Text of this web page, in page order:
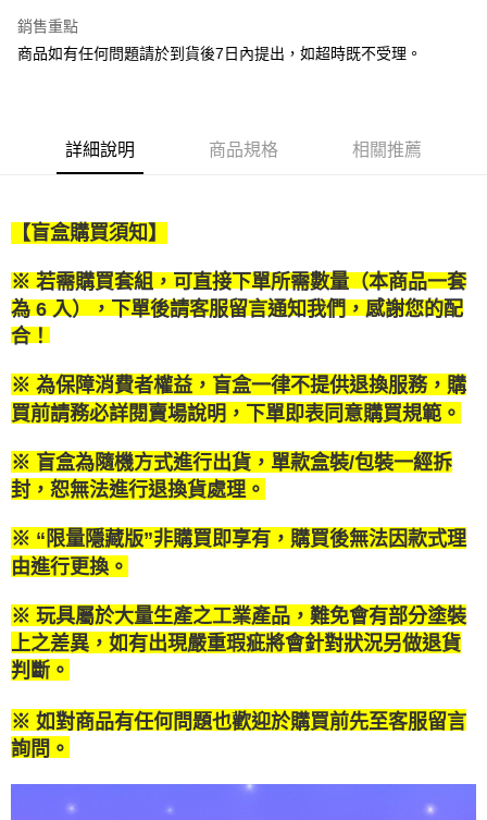
街口支付
全盈+PAY
相關說明
1.本服務由台灣大哥大提供，台灣大哥大用戶可立即使用無須另外申請。
2.付款方式選擇「大哥付你分期」，訂單成立後會自動跳轉到大哥付的交易
流程，驗證手機門號後，選擇欲分期的期數、繳款截止日，確認付款後即完
成交易。
4.訂單成立30分鐘內，如未前往確認交易或遇審核未通過，訂單將自動取
消。如遇「轉專審核」未通過狀況，表示未達大哥付你分期系統評分，恕無
法說明評估內容。
1.分期款項不併入電信帳單，「大哥付你分期」於每月結算日後寄送繳費提
醒簡訊。
2.透過簡訊連結打開帳單後，可選擇「超商條碼／台灣大直營門市／銀行轉
【注意事項】
1.本服務係由「台灣大哥大股份有限公司」（以下簡稱本公司）所提供，讓
買賣價金債權讓與本公司後，依約使用本公司帳單繳交帳款。
2.基於同意付款使用「大哥付你分期」之契約關係目的，商店將以您的個人
資料（包含姓名、電話或地址）提供予台灣大哥大進項蒐集、處理及利用，
由本公司與您本人進行分期帳單所需資料之確認、核對及更正。
AFTEE先享後付
相關說明
【關於「AFTEE先享後付」】
AFTEE先享後付是「在收到商品之後才付款」的支付方式。 讓您購物簡單
１．簡單：不需註冊會員、不需綁卡、不需儲值。
２．便利：只要手機號碼，簡訊認證，即可結帳。
３．安心：先確認商品／服務後，再付款。
【「AFTEE先享後付」結帳流程】
１．於結帳方式選擇「AFTEE先享後付」後，將跳轉至「AFTEE先享後付」
結帳頁面，進行簡訊認證並確認金額後，即可完成結帳。
２．訂單成立數日內，您將收到繳費通知簡訊。
３．收到繳費通知簡訊後14天內，點擊此簡訊中的連結，可透過四大超商／
ATM／網路銀行／等多元方式進行付款，方視為交易完成。
購買商品的店家。未經商家同意取消之訂單仍視為有效，需透過AFTEE先享
後付繳納相關費用。
※ 交易是否成功請以「AFTEE先享後付 」之結帳頁面顯示為準，若有關於
是否繳費成功／繳費後需取消欲退款等相關疑問，請聯繫「AFTEE先享後付
客戶支援中心」
【注意事項】
１．透過由恩沛科技股份有限公司提供之「AFTEE先享後付」服務完成之交
易，需依本服務之必要範圍內提供個人資料，並將交易相關給付款項請求債
ATM付款
運送方式
每筆NT$100，滿NT$1,200(含以上)免運費
付款後萊爾富取貨
每筆NT$100，滿NT$1,200(含以上)免運費
付款後7-11取貨
每筆NT$100，滿NT$1,200(含以上)免運費
宅配
每筆NT$120，滿NT$1,200(含以上)免運費
宅配-離島
每筆NT$300
銷售重點
商品如有任何問題請於到貨後7日內提出，如超時既不受理。
詳細說明 商品規格 相關推薦
【盲盒購買須知】
※ 若需購買套組，可直接下單所需數量（本商品一套
為 6 入），下單後請客服留言通知我們，感謝您的配
合！
※ 為保障消費者權益，盲盒一律不提供退換服務，購
買前請務必詳閱賣場說明，下單即表同意購買規範。
※ 盲盒為隨機方式進行出貨，單款盒裝/包裝一經拆
封，恕無法進行退換貨處理。
※ “限量隱藏版”非購買即享有，購買後無法因款式理
由進行更換。
※ 玩具屬於大量生產之工業產品，難免會有部分塗裝
上之差異，如有出現嚴重瑕疵將會針對狀況另做退貨
判斷。
※ 如對商品有任何問題也歡迎於購買前先至客服留言
詢問。